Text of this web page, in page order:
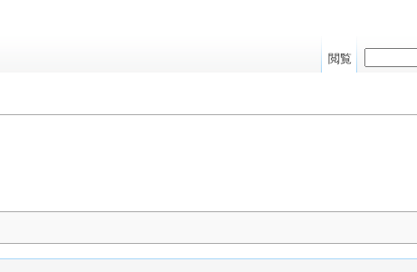
閲覧